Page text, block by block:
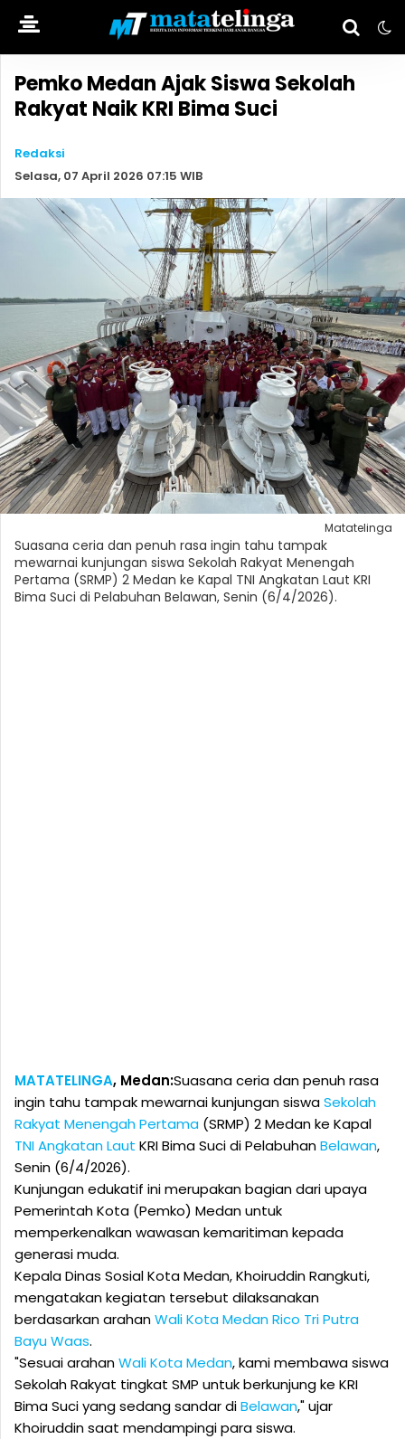
Pemko Medan Ajak Siswa Sekolah
Rakyat Naik KRI Bima Suci
Redaksi
Selasa, 07 April 2026 07:15 WIB
Matatelinga
Suasana ceria dan penuh rasa ingin tahu tampak
mewarnai kunjungan siswa Sekolah Rakyat Menengah
Pertama (SRMP) 2 Medan ke Kapal TNI Angkatan Laut KRI
Bima Suci di Pelabuhan Belawan, Senin (6/4/2026).
MATATELINGA, Medan:Suasana ceria dan penuh rasa
ingin tahu tampak mewarnai kunjungan siswaSekolah
Rakyat Menengah Pertama (SRMP) 2 Medan ke Kapal
TNI Angkatan Laut KRI Bima Suci di PelabuhanBelawan,
Senin (6/4/2026).
Kunjungan edukatif ini merupakan bagian dari upaya
Pemerintah Kota (Pemko) Medan untuk
memperkenalkan wawasan kemaritiman kepada
generasi muda.
Kepala Dinas Sosial Kota Medan, Khoiruddin Rangkuti,
mengatakan kegiatan tersebut dilaksanakan
berdasarkan arahanWali Kota MedanRico Tri Putra
Bayu Waas.
"Sesuai arahanWali Kota Medan, kami membawa siswa
Sekolah Rakyat tingkat SMP untuk berkunjung ke KRI
Bima Suci yang sedang sandar diBelawan," ujar
Khoiruddin saat mendampingi para siswa.